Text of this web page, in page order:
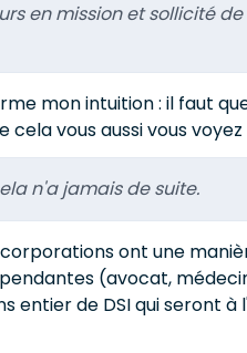
en mission et sollicité
mon intuition : il faut
vous aussi vous
n'a jamais de suite.
ont une
(avocat,
entier de DSI qui seront